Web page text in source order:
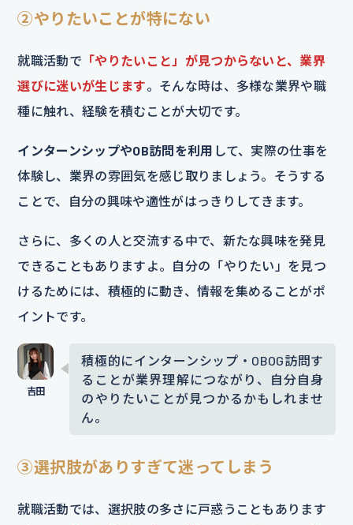
②やりたいことが特にない
就職活動で 「やりたいこと」が見つからないと、業界
選びに迷いが生じます。そんな時は、多様な業界や職
種に触れ、経験を積むことが大切です。
インターンシップやOB訪問を利用 して、実際の仕事を
体験し、業界の雰囲気を感じ取りましょう。そうする
ことで、自分の興味や適性がはっきりしてきます。
さらに、多くの人と交流する中で、新たな興味を発見
できることもありますよ。自分の「やりたい」を見つ
けるためには、積極的に動き、情報を集めることがポ
イントです。
積極的にインターンシップ・OBOG訪問す
ることが業界理解につながり、自分自身
のやりたいことが見つかるかもしれませ
ん。
③選択肢がありすぎて迷ってしまう
就職活動では、選択肢の多さに戸惑うこともあります